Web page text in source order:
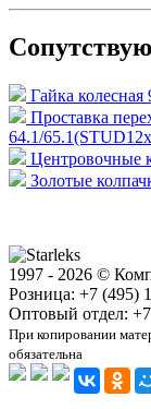
Гайка
Проставка
64.1/
Центровочные
Золотые
1997 - 2026 ©
Розница: +7 (495)
Оптовый отдел:
При копировании
обязательна